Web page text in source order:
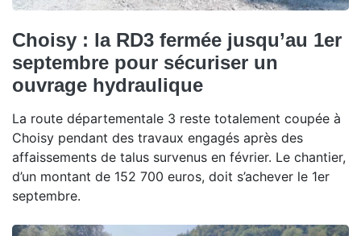
Choisy : la RD3 fermée jusqu’au 1er
septembre pour sécuriser un
ouvrage hydraulique
La route départementale 3 reste totalement coupée à
Choisy pendant des travaux engagés après des
affaissements de talus survenus en février. Le chantier,
d’un montant de 152 700 euros, doit s’achever le 1er
septembre.